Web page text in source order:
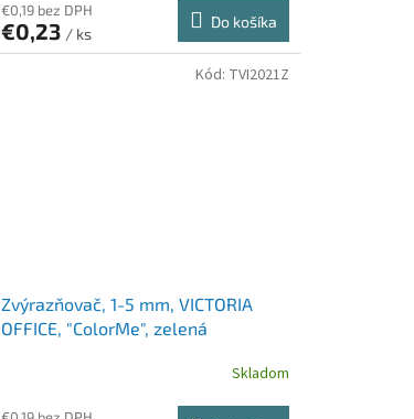
€0,19 bez DPH
€0,23 / ks
Do košíka
Zvýrazňovač, 1-5 mm, VICTORIA
OFFICE, "ColorMe", zelená
Skladom
Kód: TVI2021Z